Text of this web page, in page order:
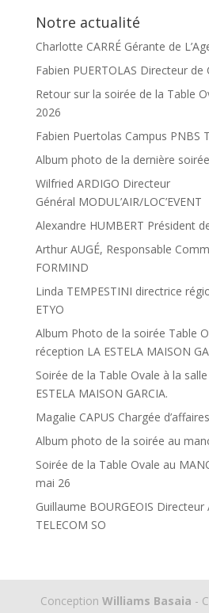
Notre actualité
Charlotte CARRÉ Gérante de
Fabien PUERTOLAS Directeur de
Retour sur la soirée de la Table
2026
Fabien Puertolas Campus PNBS
Album photo de la dernière
Wilfried ARDIGO Directeur
Général MODUL’AIR/LOC’EVENT
Alexandre HUMBERT Président
Arthur AUGÉ, Responsable
FORMIND
Linda TEMPESTINI directrice
ETYO
Album Photo de la soirée Table
réception LA ESTELA MAISON
Soirée de la Table Ovale à la
ESTELA MAISON GARCIA.
Magalie CAPUS Chargée
Album photo de la soirée au
Soirée de la Table Ovale au
mai 26
Guillaume BOURGEOIS Directeur
TELECOM SO
Conception Williams Basaia -